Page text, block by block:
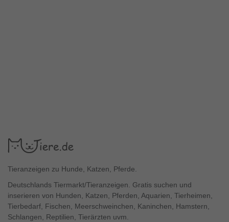
Tieranzeigen zu Hunde, Katzen, Pferde.
Deutschlands Tiermarkt/Tieranzeigen. Gratis suchen und
inserieren von Hunden, Katzen, Pferden, Aquarien, Tierheimen,
Tierbedarf, Fischen, Meerschweinchen, Kaninchen, Hamstern,
Schlangen, Reptilien, Tierärzten uvm.